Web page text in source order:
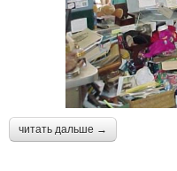
читать дальше →